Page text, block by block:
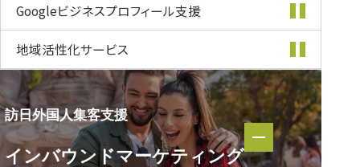
Googleビジネスプロフィール支援
地域活性化サービス
訪日外国人集客支援
訪日外国人集客支援
インバウンドマーケティング